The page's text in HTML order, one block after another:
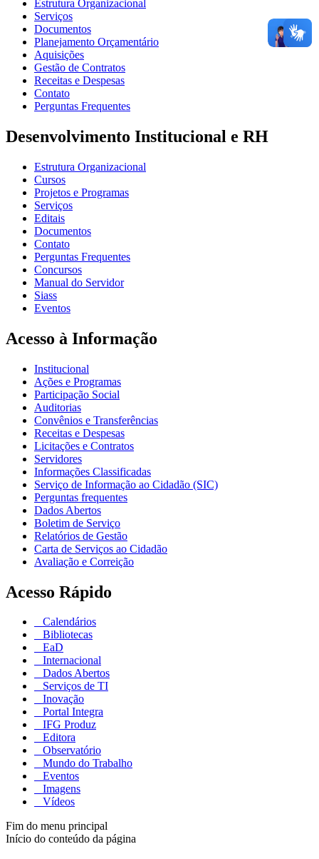
Estrutura Organizacional
Serviços
Documentos
Planejamento Orçamentário
Aquisições
Gestão de Contratos
Receitas e Despesas
Contato
Perguntas Frequentes
Desenvolvimento Institucional e RH
Estrutura Organizacional
Cursos
Projetos e Programas
Serviços
Editais
Documentos
Contato
Perguntas Frequentes
Concursos
Manual do Servidor
Siass
Eventos
Acesso à Informação
Institucional
Ações e Programas
Participação Social
Auditorias
Convênios e Transferências
Receitas e Despesas
Licitações e Contratos
Servidores
Informações Classificadas
Serviço de Informação ao Cidadão (SIC)
Perguntas frequentes
Dados Abertos
Boletim de Serviço
Relatórios de Gestão
Carta de Serviços ao Cidadão
Avaliação e Correição
Acesso Rápido
Calendários
Bibliotecas
EaD
Internacional
Dados Abertos
Serviços de TI
Inovação
Portal Integra
IFG Produz
Editora
Observatório
Mundo do Trabalho
Eventos
Imagens
Vídeos
Fim do menu principal
Início do conteúdo da página